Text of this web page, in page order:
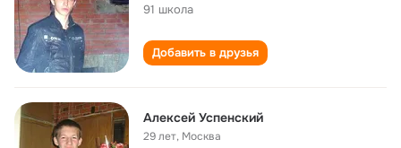
91 школа
Добавить в друзья
Алексей Успенский
29 лет, Москва